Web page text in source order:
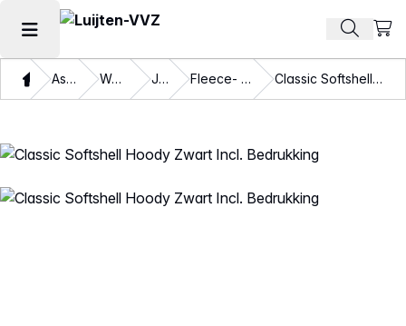
Hoofdmenu openen Zoek
ThuisAssortiment Werkkleding Jassen Fleece- en Softshelljassen Classic Softshell Hoody Zwart Incl. Bedrukking